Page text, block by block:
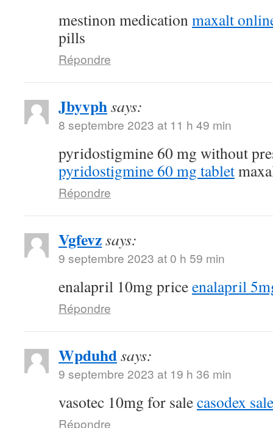
mestinon medicationmaxalt
pills
Répondre
Jbyvphsays:
8 septembre 2023 at 11 h 49 min
pyridostigmine 60 mg without
pyridostigmine 60 mg tablet
Répondre
Vgfevzsays:
9 septembre 2023 at 0 h 59 min
enalapril 10mg priceenalapril
Répondre
Wpduhdsays:
9 septembre 2023 at 19 h 36 min
vasotec 10mg for salecasodex sale
Répondre